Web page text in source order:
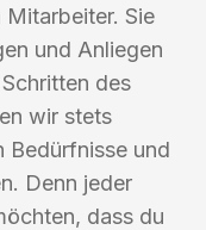
Sie
und Anliegen
des
wir stets
Bedürfnisse und
Denn jeder
dass du